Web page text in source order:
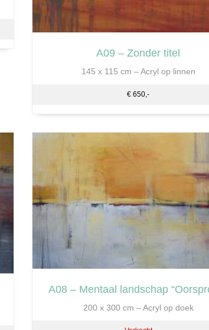
A09 – Zonder titel
145 x 115 cm – Acryl op linnen
€ 650,-
A08 – Mentaal landschap
200 x 300 cm – Acryl op doek